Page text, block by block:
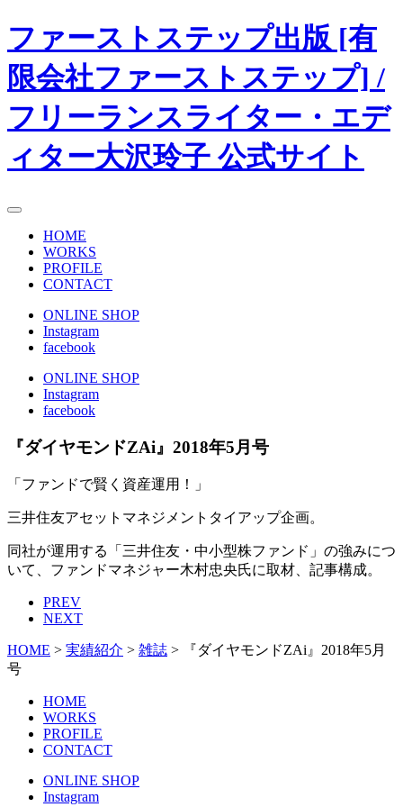
ファーストステップ出版 [有
限会社ファーストステップ] /
フリーランスライター・エデ
ィター大沢玲子 公式サイト
HOME
WORKS
PROFILE
CONTACT
ONLINE SHOP
Instagram
facebook
ONLINE SHOP
Instagram
facebook
『ダイヤモンドZAi』2018年5月号
「ファンドで賢く資産運用！」
三井住友アセットマネジメントタイアップ企画。
同社が運用する「三井住友・中小型株ファンド」の強みにつ
いて、ファンドマネジャー木村忠央氏に取材、記事構成。
PREV
NEXT
HOME > 実績紹介 > 雑誌 >
『ダイヤモンドZAi』2018年5月
号
HOME
WORKS
PROFILE
CONTACT
ONLINE SHOP
Instagram